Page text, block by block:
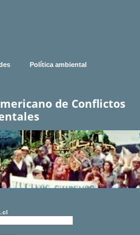
Política ambiental
de Conflictos